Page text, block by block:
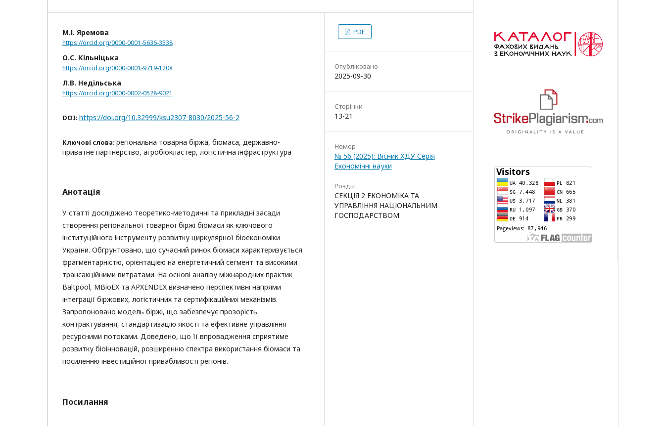
М.І. Яремова
https://orcid.org/0000-0001-5636-3538
О.С. Кільніцька
https://orcid.org/0000-0001-9719-120X
Л.В. Недільська
https://orcid.org/0000-0002-0528-9021
DOI: https://doi.org/10.32999/ksu2307-8030/2025-56-2
Ключові слова: регіональна товарна біржа, біомаса, державно-
приватне партнерство, агробіокластер, логістична інфраструктура
Анотація
У статті досліджено теоретико-методичні та прикладні засади
створення регіональної товарної біржі біомаси як ключового
інституційного інструменту розвитку циркулярної біоекономіки
України. Обґрунтовано, що сучасний ринок біомаси характеризується
фрагментарністю, орієнтацією на енергетичний сегмент та високими
трансакційними витратами. На основі аналізу міжнародних практик
Baltpool, MBioEX та APXENDEX визначено перспективні напрями
інтеграції біржових, логістичних та сертифікаційних механізмів.
Запропоновано модель біржі, що забезпечує прозорість
контрактування, стандартизацію якості та ефективне управління
ресурсними потоками. Доведено, що її впровадження сприятиме
розвитку біоінновацій, розширенню спектра використання біомаси та
посиленню інвестиційної привабливості регіонів.
Посилання
PDF
Опубліковано
2025-09-30
Сторінки
13-21
Номер
№ 56 (2025): Вісник ХДУ Серія
Економічні науки
Розділ
СЕКЦІЯ 2 ЕКОНОМІКА ТА
УПРАВЛІННЯ НАЦІОНАЛЬНИМ
ГОСПОДАРСТВОМ